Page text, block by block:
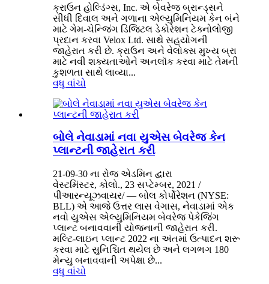
ક્રાઉન હોલ્ડિંગ્સ, Inc. એ બેવરેજ બ્રાન્ડ્સને
સીધી દિવાલ અને ગળાના એલ્યુમિનિયમ કેન બંને
માટે ગેમ-ચેન્જિંગ ડિજિટલ ડેકોરેશન ટેક્નોલોજી
પ્રદાન કરવા Velox Ltd. સાથે સહયોગની
જાહેરાત કરી છે. ક્રાઉન અને વેલોક્સ મુખ્ય બ્રા
માટે નવી શક્યતાઓને અનલૉક કરવા માટે તેમની
કુશળતા સાથે લાવ્યા...
વધુ વાંચો
બોલે નેવાડામાં નવા યુએસ બેવરેજ કેન
પ્લાન્ટની જાહેરાત કરી
21-09-30 ના રોજ એડમિન દ્વારા
વેસ્ટમિંસ્ટર, કોલો., 23 સપ્ટેમ્બર, 2021 /
પીઆરન્યૂઝવાયર/ — બોલ કોર્પોરેશન (NYSE:
BLL) એ આજે ​​ઉત્તર લાસ વેગાસ, નેવાડામાં એક
નવો યુએસ એલ્યુમિનિયમ બેવરેજ પેકેજિંગ
પ્લાન્ટ બનાવવાની યોજનાની જાહેરાત કરી.
મલ્ટિ-લાઇન પ્લાન્ટ 2022 ના અંતમાં ઉત્પાદન શરૂ
કરવા માટે સુનિશ્ચિત થયેલ છે અને લગભગ 180
મેન્યુ બનાવવાની અપેક્ષા છે...
વધુ વાંચો